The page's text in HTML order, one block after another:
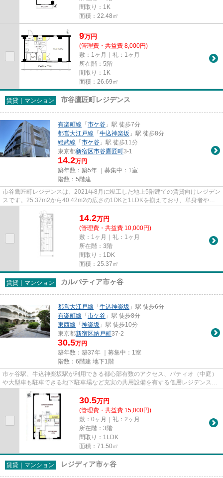
間取り：1K
面積：22.48㎡
9万円
(管理費・共益費 8,000円)
敷：1ヶ月｜礼：1ヶ月
所在階：5階
間取り：1K
面積：26.69㎡
賃貸｜マンション 市谷鷹匠町レジデンス
有楽町線 「 市ケ谷 」駅 徒歩7分
都営大江戸線 「 牛込神楽坂 」駅 徒歩8分
総武線 「 市ケ谷 」駅 徒歩11分
東京都新宿区市谷鷹匠町3-1
14.2万円
築年数：築5年 ｜募集中： 1室
階数：5階建
市谷鷹匠町レジデンスは、2021年8月に竣工した地上5階建ての賃貸向けレジデン
スです。25.37m2から40.42m2の広さの1DKと1LDKを揃えており、単身者や二
14.2万円
(管理費・共益費 10,000円)
敷：1ヶ月｜礼：1ヶ月
所在階：3階
間取り：1DK
面積：25.37㎡
賃貸｜マンション カルパティア市ヶ谷
都営大江戸線 「 牛込神楽坂 」駅 徒歩6分
有楽町線 「 市ケ谷 」駅 徒歩8分
東西線 「 神楽坂 」駅 徒歩10分
東京都新宿区納戸町37-2
30.5万円
築年数：築37年 ｜募集中： 1室
階数：6階建 地下1階
市ヶ谷駅、牛込神楽坂駅が利用できる都心部有数のアクセス、パティオ（中庭）
や大型車も駐車できる地下駐車場など充実の共用設備を有する低層レジデンス。
2017年に大規模修繕工事が完...
30.5万円
(管理費・共益費 15,000円)
敷：0ヶ月｜礼：2ヶ月
所在階：3階
間取り：1LDK
面積：71.50㎡
賃貸｜マンション レジディア市ヶ谷